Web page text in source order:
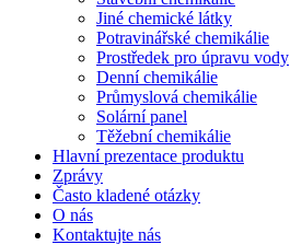
Jiné chemické látky
Potravinářské chemikálie
Prostředek pro úpravu vody
Denní chemikálie
Průmyslová chemikálie
Solární panel
Těžební chemikálie
Hlavní prezentace produktu
Zprávy
Často kladené otázky
O nás
Kontaktujte nás